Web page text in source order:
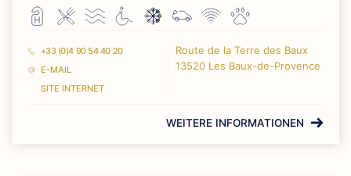
+33 (0)4 90 54 40 20
E-MAIL
SITE INTERNET
Route de la Terre des Baux
13520 Les Baux-de-Provence
WEITERE INFORMATIONEN